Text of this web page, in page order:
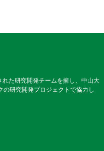
た研究開発チームを擁し、中山大
研究開発プロジェクトで協力し